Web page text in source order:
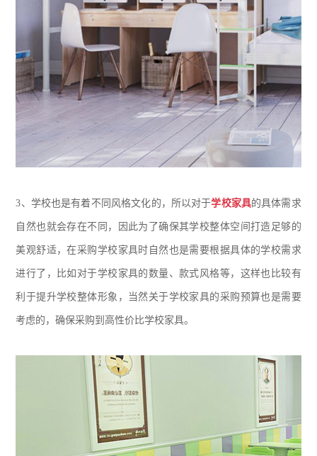
3、 学校也是有着不同风格文化的，所以对于学校家具的具体需求
自然也就会存在不同，因此为了确保其学校整体空间打造足够的
美观舒适，在采购学校家具时自然也是需要根据具体的学校需求
进行了，比如对于学校家具的数量、款式风格等，这样也比较有
利于提升学校整体形象，当然关于学校家具的采购预算也是需要
考虑的，确保采购到高性价比学校家具。